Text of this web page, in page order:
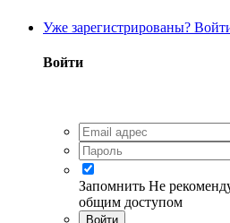
Уже зарегистрированы?
Войти
Запомнить Не
общим доступом
Войти